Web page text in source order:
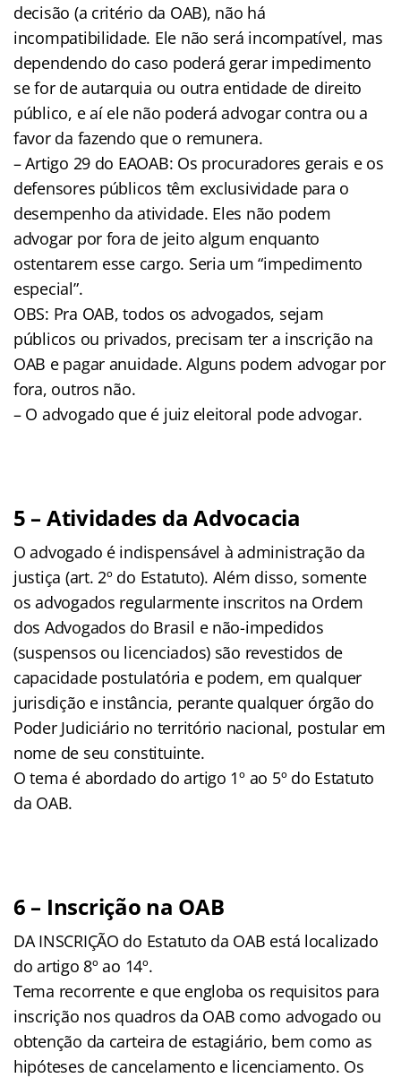
decisão (a critério da OAB), não há
incompatibilidade. Ele não será incompatível, mas
dependendo do caso poderá gerar impedimento
se for de autarquia ou outra entidade de direito
público, e aí ele não poderá advogar contra ou a
favor da fazendo que o remunera.
– Artigo 29 do EAOAB: Os procuradores gerais e os
defensores públicos têm exclusividade para o
desempenho da atividade. Eles não podem
advogar por fora de jeito algum enquanto
ostentarem esse cargo. Seria um “impedimento
especial”.
OBS: Pra OAB, todos os advogados, sejam
públicos ou privados, precisam ter a inscrição na
OAB e pagar anuidade. Alguns podem advogar por
fora, outros não.
– O advogado que é juiz eleitoral pode advogar.
5 – Atividades da Advocacia
O advogado é indispensável à administração da
justiça (art. 2º do Estatuto). Além disso, somente
os advogados regularmente inscritos na Ordem
dos Advogados do Brasil e não-impedidos
(suspensos ou licenciados) são revestidos de
capacidade postulatória e podem, em qualquer
jurisdição e instância, perante qualquer órgão do
Poder Judiciário no território nacional, postular em
nome de seu constituinte.
O tema é abordado do artigo 1º ao 5º do Estatuto
da OAB.
6 – Inscrição na OAB
DA INSCRIÇÃO do Estatuto da OAB está localizado
do artigo 8º ao 14º.
Tema recorrente e que engloba os requisitos para
inscrição nos quadros da OAB como advogado ou
obtenção da carteira de estagiário, bem como as
hipóteses de cancelamento e licenciamento. Os